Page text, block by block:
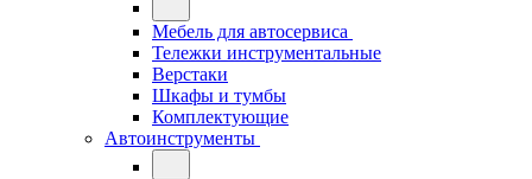
Мебель для автосервиса
Тележки инструментальные
Верстаки
Шкафы и тумбы
Комплектующие
Автоинструменты